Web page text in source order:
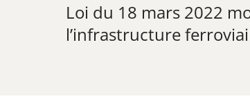
Loi du 18 mars 2022
l’infrastructure